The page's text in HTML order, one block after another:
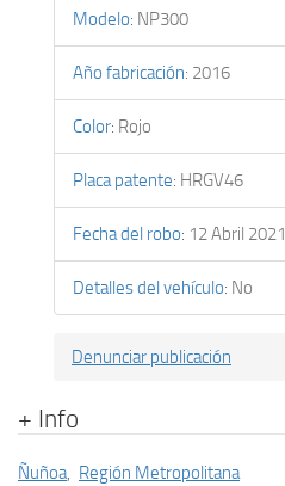
Modelo: NP300
Año fabricación: 2016
Color: Rojo
Placa patente: HRGV46
Fecha del robo: 12 Abril 2021
Detalles del vehículo: No
Denunciar publicación
+ Info
Ñuñoa, Región Metropolitana